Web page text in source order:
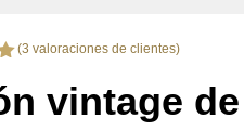
(3 valoraciones de clientes)
vintage